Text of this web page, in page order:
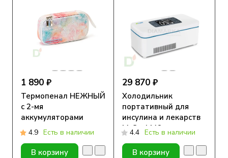
1 890 ₽
Термопенал НЕЖНЫЙ
с 2-мя
аккумуляторами
холода
4.9 Есть в наличии
В корзину
29 870 ₽
Холодильник
портативный для
инсулина и лекарств
М-Cool M6
4.4 Есть в наличии
В корзину